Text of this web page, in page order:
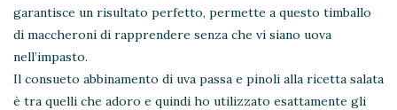
garantisce un risultato perfetto, permette a questo timballo
di maccheroni di rapprendere senza che vi siano uova
nell’impasto.
Il consueto abbinamento di uva passa e pinoli alla ricetta salata
è tra quelli che adoro e quindi ho utilizzato esattamente gli